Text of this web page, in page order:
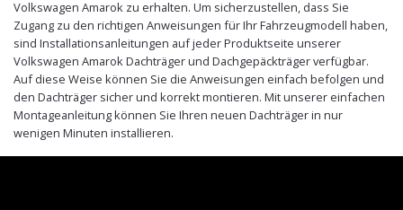
Volkswagen Amarok zu erhalten. Um sicherzustellen, dass Sie
Zugang zu den richtigen Anweisungen für Ihr Fahrzeugmodell haben,
sind Installationsanleitungen auf jeder Produktseite unserer
Volkswagen Amarok Dachträger und Dachgepäckträger verfügbar.
Auf diese Weise können Sie die Anweisungen einfach befolgen und
den Dachträger sicher und korrekt montieren. Mit unserer einfachen
Montageanleitung können Sie Ihren neuen Dachträger in nur
wenigen Minuten installieren.